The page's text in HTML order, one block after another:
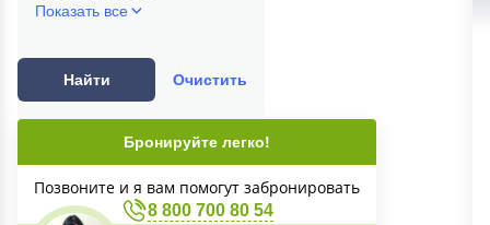
Показать все
Найти Очистить
Бронируйте легко!
Позвоните и я вам помогут забронировать
8 800 700 80 54